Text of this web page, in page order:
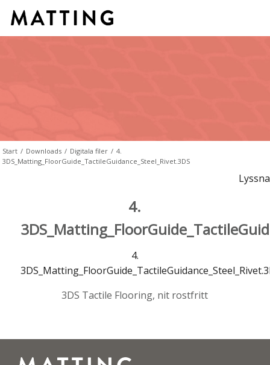
Start / Downloads / Digitala filer / 4.
3DS_Matting_FloorGuide_TactileGuidance_Steel_Rivet.3DS
Lyssna
4.
4.
3DS Tactile Flooring, nit rostfritt